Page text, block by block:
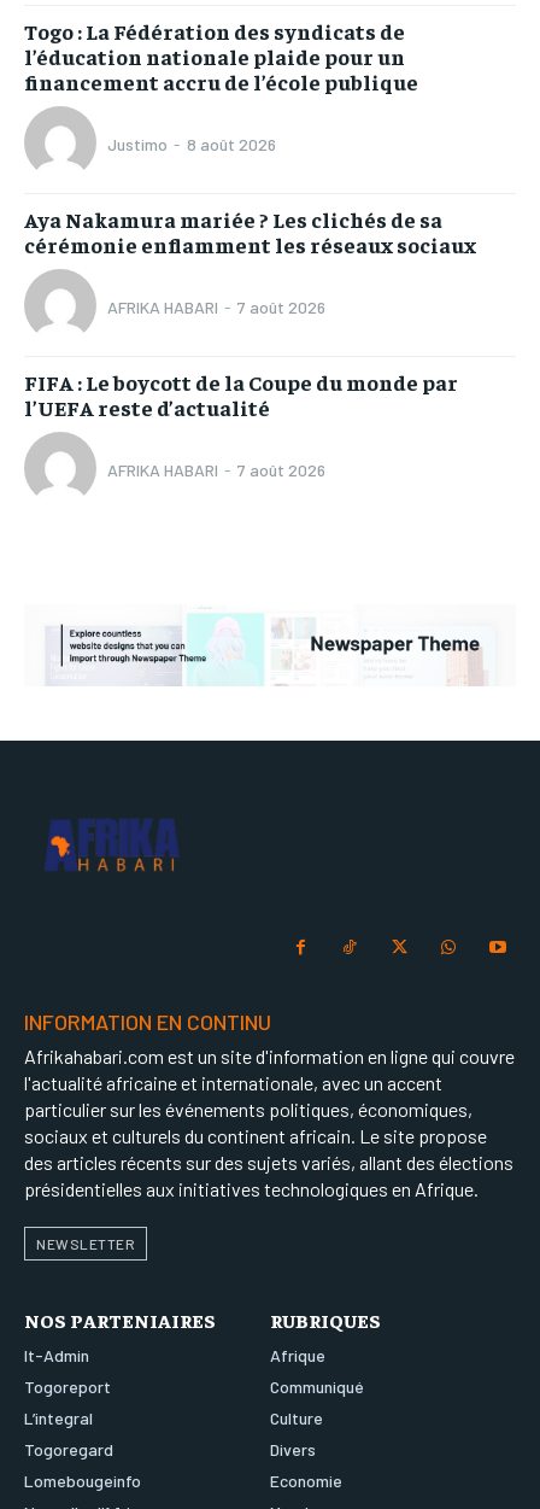
Togo : La Fédération des syndicats de
l’éducation nationale plaide pour un
financement accru de l’école publique
Justimo - 8 août 2026
Aya Nakamura mariée ? Les clichés de sa
cérémonie enflamment les réseaux sociaux
AFRIKA HABARI - 7 août 2026
FIFA : Le boycott de la Coupe du monde par
l’UEFA reste d’actualité
AFRIKA HABARI - 7 août 2026
INFORMATION EN CONTINU
Afrikahabari.com est un site d'information en ligne qui couvre
l'actualité africaine et internationale, avec un accent
particulier sur les événements politiques, économiques,
sociaux et culturels du continent africain. Le site propose
des articles récents sur des sujets variés, allant des élections
présidentielles aux initiatives technologiques en Afrique.
NEWSLETTER
NOS PARTENIAIRES
It-Admin
Togoreport
L’integral
Togoregard
Lomebougeinfo
RUBRIQUES
Afrique
Communiqué
Culture
Divers
Economie